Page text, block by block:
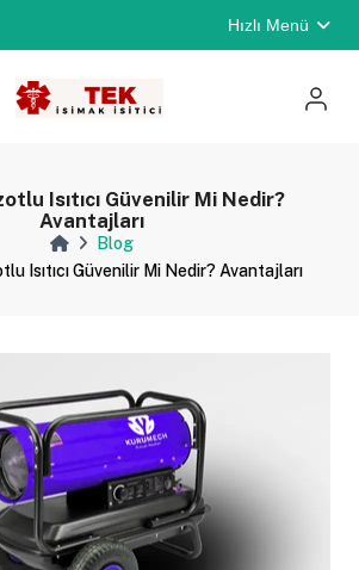
Hızlı Menü
Isıtıcı Güvenilir Mi Nedir?
Avantajları
Blog
Isıtıcı Güvenilir Mi Nedir? Avantajları